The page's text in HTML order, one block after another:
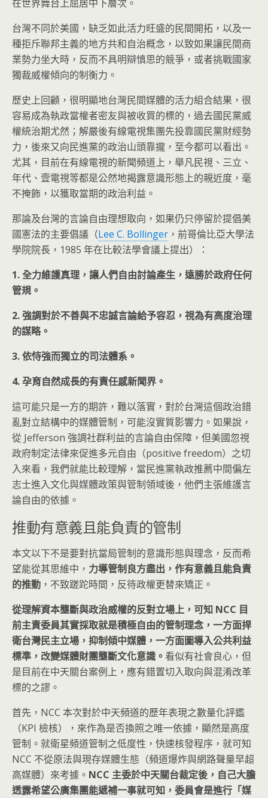
在世界舞台上屈居中下層次。
台灣不同於美國，缺乏如此活力旺盛的民間開拓，以及一
種拒斥聯邦主義的地方共和自治概念，以致如果讓民間商
業勢力坐大時，反而不具明辯慎思的競爭，或者挑戰國家
獨裁威權傾向的制衡力。
歷史上回顧，很明顯地台灣民間媒體的活力組合結果，很
容易成為執政當權者密友與被收買的標的，過去國民黨威
權統治期尤然；解嚴後有線電視集團先投靠國民黨財經勢
力，後來又向民進黨的政治山頭靠攏，至今都可以看出。
尤其，目前在有線電視的新聞頻道上，舉凡民視、三立、
年代、壹電視等都是公然地揭露意識形態上的親近度，毫
不掩飾，以獲取當期的政治利益。
那論及台灣的言論自由理想取向，如果仍只停留於提倡美
國憲法的主要倡議（Lee C. Bollinger ，前哥倫比亞大學法
學院院長，1985 年在比較法學會議上提出）：
1. 全力維護真理，讓人們自由討論產生，遠勝於政府任何
管規。
2. 強調對於不善與不忠誠言論給予容忍，視為有高度治理
的謀略。
3. 依恃強而獨立的司法體系。
4. 孕育自然成長的有責任感新聞界。
這可能只是一方的期許，難以落實，對於台灣這個政治錯
亂對立結構中的媒體管制，可能沒實質影響力。如果說，
從 Jefferson 強調社群利益的言論自由保障，但美國忽視
政府制定法律來促進多元自由（positive freedom）之切
入來看，我們就能比較理解，當民進黨執政推薦中間偏左
志士進入文化與媒體政策與管制領域後，他們主張維護言
論自由的依據。
推動有意義且能負責的管制
本文以下不是要對抗當局管制的意識形態與理念，反而希
望能從其思維中， 力導管制良方盡出，作有意義且能負責
的推動 ，不致蹉跎時間，反待政權更替來矯正。
從理解資本壟斷與政治威權的反對立場上，可知 NCC 目
前主責委員其實採取就是積極自由的管制理念，一方面捍
衛台灣民主立場，抑制傾中媒體，一方面圖導入公共利益
標準，改變媒體財團壟斷文化意識。 看似有社會良心，但
是目前在中天關台案例上，應有錯置切入取向與混淆改革
標的之謬。
首先，NCC 本次對於中天頻道的歷年表現之數量化評鑑
（KPI 檢核），來作為是否換照之唯一依據，顯然是高度
管制。就衛星頻道管制之低度性，快速核發程序，就可知
NCC 不從原法與現存媒體生態（頻道爆炸與網路聲量早超
高媒體）來考據。 NCC 主委於中天關台裁定後，自己大膽
透露希望公廣集團能遞補一事就可知，委員會是進行「媒